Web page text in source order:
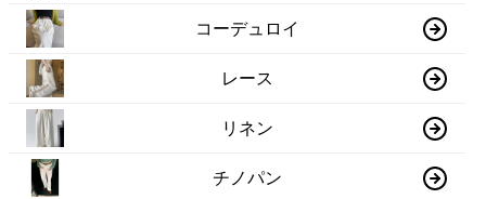
コーデュロイ
レース
リネン
チノパン